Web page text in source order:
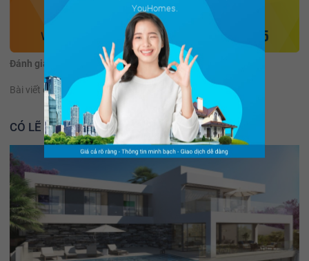
Đánh giá: (78 đánh giá)
Bài viết có hữu ích không? Không
CÓ LẼ BẠN NÊN ĐỌC THÊM
YouHomes.